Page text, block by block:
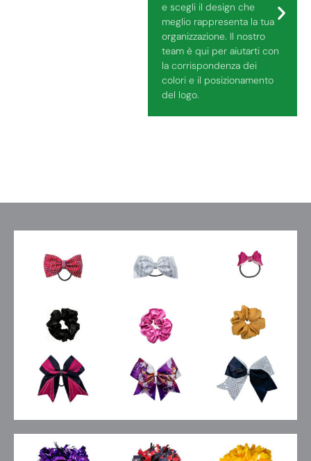
e scegli il design che
meglio rappresenta la tua
organizzazione. Il nostro
team è qui per aiutarti con
la corrispondenza dei
colori e il posizionamento
del logo.